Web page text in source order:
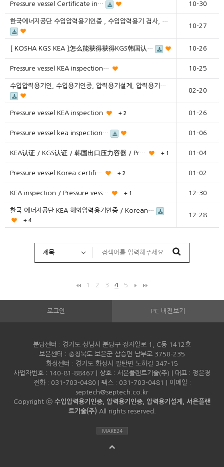
Pressure vessel Certificate in… 10-30
한국에너지공단 수입압력용기인증 , 수입압력용기 검사, …
10-27
[ KOSHA KGS KEA ]怎么能获得获得KGS韩国认… 10-26
Pressure vessel KEA inspection… 10-25
수입압력용기인, 수입용기인증, 압력용기설계, 압력용기…
02-20
Pressure vessel KEA inspection + 2 01-26
Pressure vessel kea inspection… 01-06
KEA认证 / KGS认证 / 韩国出口压力容器 / Pr… + 1 01-04
Pressure vessel Korea certifi… + 2 01-02
KEA inspection / Pressure vess… + 1 12-30
한국 에너지공단 KEA 해외압력용기인증 / Korean…
+ 4
12-28
1 2 3 4 5
로그인 PC 버전보기
분당센터 : 경기도 성남시 분당구 정자일로 1, C동 1412호
보은센터 : 충청북도 보은군 삼승면 남부로 3750-235
화성센터 : 경기도 화성시 팔탄면 노하길 347-15
사업자번호 : 140-81-88467 | 상호 : 서은플랜트기술(주) | 대표 : 정은경
전화 : 031-703-0480 | 팩스 : 031-703-0481 | 이메일 :
septech@septech.co.kr
Copyright ⓒ 수입압력용기인증, 압력용기인증, 압력용기설계, 서은플랜
트기술(주) All rights reserved.
MAKE24